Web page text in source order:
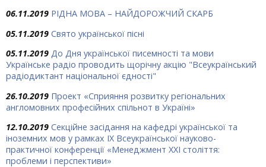
06.11.2019 РІДНА МОВА – НАЙДОРОЖЧИЙ СКАРБ
05.11.2019 Свято української пісні
05.11.2019 До Дня української писемності та мови
Українське радіо проводить щорічну акцію "Всеукраїнський
радіодиктант національної єдності"
26.10.2019 Проект «Сприяння розвитку регіональних
англомовних професійних спільнот в Україні»
12.10.2019 Секційне засідання на кафедрі української та
іноземних мов у рамках ІХ Всеукраїнської науково-
практичної конференції «Менеджмент ХХІ століття:
проблеми і перспективи»